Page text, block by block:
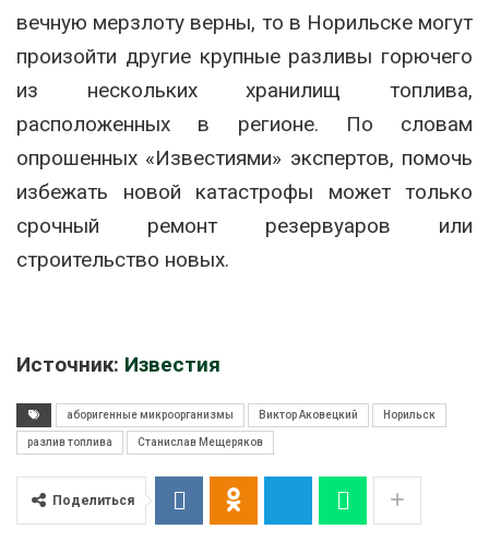
вечную мерзлоту верны, то в Норильске могут
произойти другие крупные разливы горючего
из нескольких хранилищ топлива,
расположенных в регионе. По словам
опрошенных «Известиями» экспертов, помочь
избежать новой катастрофы может только
срочный ремонт резервуаров или
строительство новых.
Источник: Известия
аборигенные микроорганизмы Виктор Аковецкий Норильск
разлив топлива Станислав Мещеряков
Поделиться